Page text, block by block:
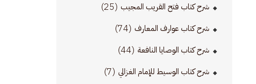
شرح كتاب فتح القريب المجيب (25)
شرح كتاب عوارف المعارف (74)
شرح كتاب الوصايا النافعة (44)
شرح كتاب الوسيط للإمام الغزالي (7)